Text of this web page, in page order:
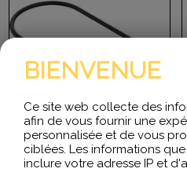
BIENVENUE
Ce site web collecte des
afin de vous fournir une
personnalisée et de vous
ciblées. Les informations
inclure votre adresse IP et